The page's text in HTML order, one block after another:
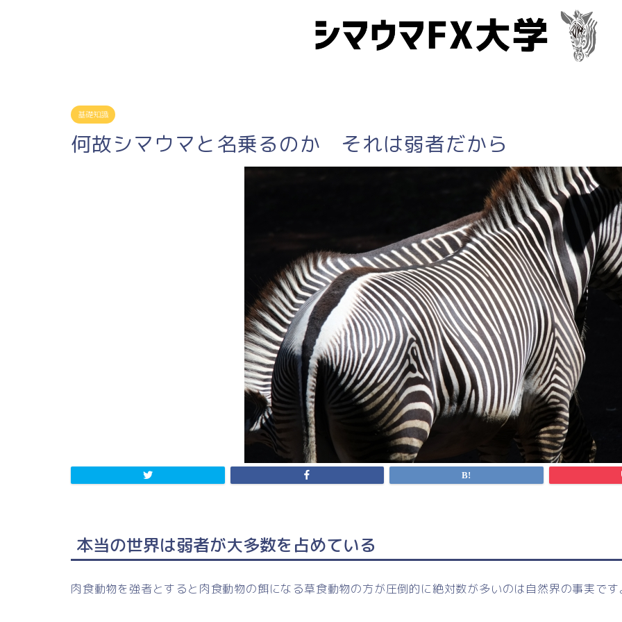
基礎知識
何故シマウマと名乗るのか それは弱者だから
本当の世界は弱者が大多数を占めている
肉食動物を強者とすると肉食動物の餌になる草食動物の方が圧倒的に絶対数が多いのは自然界の事実です